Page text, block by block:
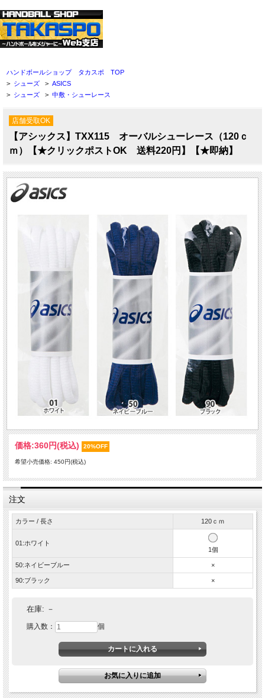
ハンドボールショップ タカスポ TOP
> シューズ > ASICS
> シューズ > 中敷・シューレース
店舗受取OK
【アシックス】TXX115 オーバルシューレース（120ｃ
ｍ）【★クリックポストOK 送料220円】【★即納】
価格:360円(税込) 20%OFF
希望小売価格: 450円(税込)
注文
カラー / 長さ 120ｃｍ
01:ホワイト
1個
50:ネイビーブルー ×
90:ブラック ×
在庫: －
購入数： 個